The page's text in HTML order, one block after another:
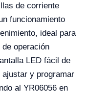
de corriente
funcionamiento
ideal para
operación
LED fácil de
y programar
al YR06056 en